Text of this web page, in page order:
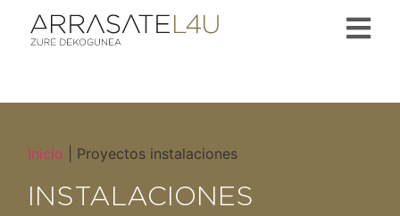
Inicio Proyectos instalaciones
INSTALACIONES